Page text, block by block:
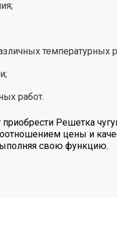
температурных
работ.
приобрести Решетка
цены и
свою функцию.